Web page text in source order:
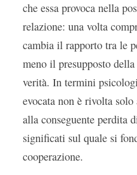
che essa provoca nella
relazione: una volta
cambia il rapporto tra le
meno il presupposto
verità. In termini
evocata non è rivolta
alla conseguente perdita
significati sul quale si
cooperazione.